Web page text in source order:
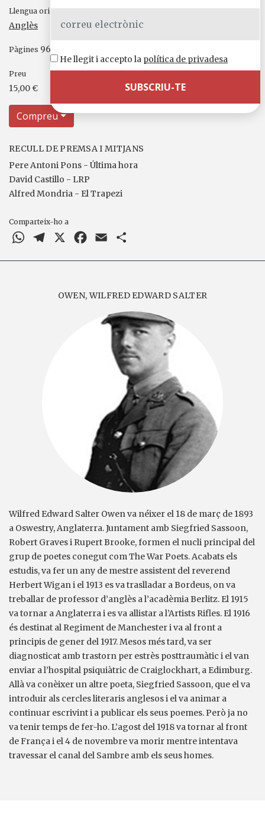
Llengua original
Anglès
Pàgines 96
Preu
15,00 €
Compreu
RECULL DE PREMSA I MITJANS
Pere Antoni Pons - Última hora
David Castillo - LRP
Alfred Mondria - El Trapezi
Comparteix-ho a
WhatsAppTelegram Facebook
Email
OWEN, WILFRED EDWARD SALTER
Wilfred Edward Salter Owen va néixer el 18 de març de 1893
a Oswestry, Anglaterra. Juntament amb Siegfried Sassoon,
Robert Graves i Rupert Brooke, formen el nucli principal del
grup de poetes conegut com The War Poets. Acabats els
estudis, va fer un any de mestre assistent del reverend
Herbert Wigan i el 1913 es va traslladar a Bordeus, on va
treballar de professor d’anglès a l’acadèmia Berlitz. El 1915
va tornar a Anglaterra i es va allistar a l’Artists Rifles. El 1916
és destinat al Regiment de Manchester i va al front a
principis de gener del 1917. Mesos més tard, va ser
diagnosticat amb trastorn per estrès posttraumàtic i el van
enviar a l’hospital psiquiàtric de Craiglockhart, a Edimburg.
Allà va conèixer un altre poeta, Siegfried Sassoon, que el va
introduir als cercles literaris anglesos i el va animar a
continuar escrivint i a publicar els seus poemes. Però ja no
va tenir temps de fer-ho. L’agost del 1918 va tornar al front
de França i el 4 de novembre va morir mentre intentava
travessar el canal del Sambre amb els seus homes.
He llegit i accepto la política de privadesa